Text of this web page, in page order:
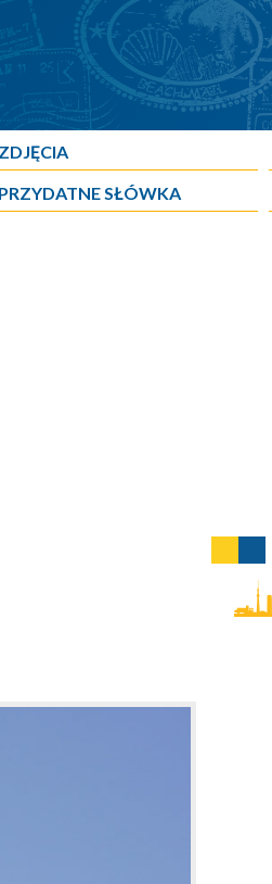
ZDJĘCIA
PRZYDATNE SŁÓWKA